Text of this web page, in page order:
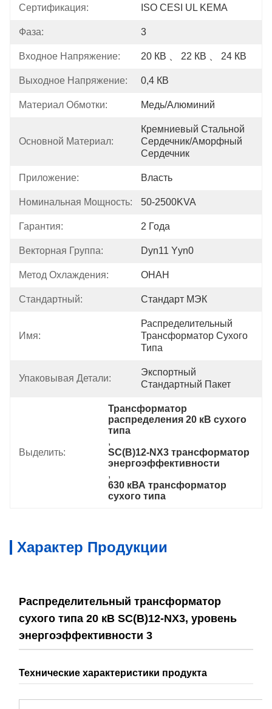
Сертификация: ISO CESI UL KEMA
Фаза: 3
Входное Напряжение: 20 КВ 、 22 КВ 、 24 КВ
Выходное Напряжение: 0,4 КВ
Материал Обмотки: Медь/Алюминий
Основной Материал:
Кремниевый Стальной
Сердечник/аморфный
Сердечник
Приложение: Власть
Номинальная Мощность: 50-2500KVA
Гарантия: 2 Года
Векторная Группа: Dyn11 Yyn0
Метод Охлаждения: ОНАН
Стандартный: Стандарт МЭК
Имя:
Распределительный
Трансформатор Сухого
Типа
Упаковывая Детали:
Экспортный
Стандартный Пакет
Выделить:
Трансформатор
распределения 20 кВ сухого
типа
,
SC(B)12-NX3 трансформатор
энергоэффективности
,
630 кВА трансформатор
сухого типа
Характер Продукции
Распределительный трансформатор
сухого типа 20 кВ SC(B)12-NX3, уровень
энергоэффективности 3
Технические характеристики продукта